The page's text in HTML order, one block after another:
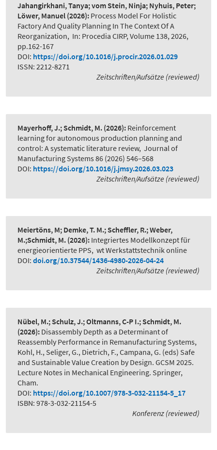
Jahangirkhani, Tanya; vom Stein, Ninja; Nyhuis, Peter;
Löwer, Manuel (2026): Process Model For Holistic
Factory And Quality Planning In The Context Of A
Reorganization, In: Procedia CIRP, Volume 138, 2026,
pp.162-167
DOI: https://doi.org/10.1016/j.procir.2026.01.029
ISSN: 2212-8271
Zeitschriften/Aufsätze (reviewed)
Mayerhoff, J.; Schmidt, M. (2026): Reinforcement
learning for autonomous production planning and
control: A systematic literature review, Journal of
Manufacturing Systems 86 (2026) 546–568
DOI: https://doi.org/10.1016/j.jmsy.2026.03.023
Zeitschriften/Aufsätze (reviewed)
Meiertöns, M; Demke, T. M.; Scheffler, R.; Weber,
M.;Schmidt, M. (2026): Integriertes Modellkonzept für
energieorientierte PPS, wt Werkstattstechnik online
DOI: doi.org/10.37544/1436-4980-2026-04-24
Zeitschriften/Aufsätze (reviewed)
Nübel, M.; Schulz, J.; Oltmanns, C-P I.; Schmidt, M.
(2026): Disassembly Depth as a Determinant of
Reassembly Performance in Remanufacturing Systems,
Kohl, H., Seliger, G., Dietrich, F., Campana, G. (eds) Safe
and Sustainable Value Creation by Design. GCSM 2025.
Lecture Notes in Mechanical Engineering. Springer,
Cham.
DOI: https://doi.org/10.1007/978-3-032-21154-5_17
ISBN: 978-3-032-21154-5
Konferenz (reviewed)